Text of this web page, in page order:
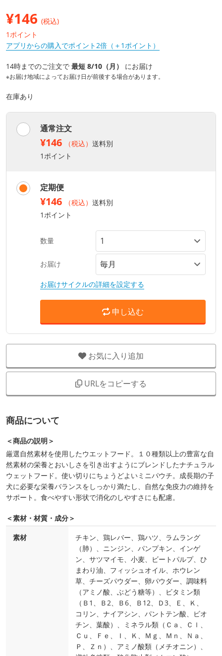
¥146 (税込)
1ポイント
アプリからの購入でポイント2倍（＋1ポイント）
14時までのご注文で 最短 8/10（月） にお届け
※お届け地域によってお届け日が前後する場合があります。
在庫あり
通常注文
¥146 （税込） 送料別
1ポイント
定期便
¥146 （税込） 送料別
1ポイント
数量
お届け
お届けサイクルの詳細を設定する
申し込む
お気に入り追加
URLをコピーする
商品について
＜商品の説明＞
厳選自然素材を使用したウエットフード。１０種類以上の豊富な自
然素材の栄養とおいしさを引き出すようにブレンドしたナチュラル
ウェットフード。使い切りにちょうどよいミニパウチ。成長期の子
犬に必要な栄養バランスをしっかり満たし、自然な免疫力の維持を
サポート。食べやすい形状で消化のしやすさにも配慮。
＜素材・材質・成分＞
素材
チキン、鶏レバー、鶏ハツ、ラムラング
（肺）、ニンジン、パンプキン、インゲ
ン、サツマイモ、小麦、ビートパルプ、ひ
まわり油、フィッシュオイル、ホウレン
草、チーズパウダー、卵パウダー、調味料
（アミノ酸、ぶどう糖等）、ビタミン類
（Ｂ1、Ｂ2、Ｂ6、Ｂ12、Ｄ3、Ｅ、Ｋ、
コリン、ナイアシン、パントテン酸、ビオ
チン、葉酸）、ミネラル類（Ｃａ、Ｃｌ、
Ｃｕ、Ｆｅ、Ｉ、Ｋ、Ｍｇ、Ｍｎ、Ｎａ、
Ｐ、Ｚｎ）、アミノ酸類（メチオニン）、